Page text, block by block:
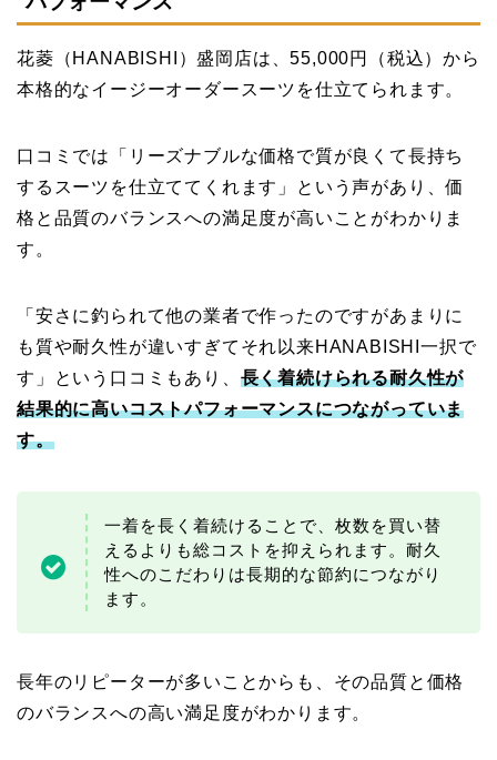
花菱（HANABISHI）盛岡店は、55,000円（税込）から
本格的なイージーオーダースーツを仕立てられます。
口コミでは「リーズナブルな価格で質が良くて長持ち
するスーツを仕立ててくれます」という声があり、価
格と品質のバランスへの満足度が高いことがわかりま
す。
「安さに釣られて他の業者で作ったのですがあまりに
も質や耐久性が違いすぎてそれ以来HANABISHI一択で
す」という口コミもあり、 長く着続けられる耐久性が
結果的に高いコストパフォーマンスにつながっていま
す。
一着を長く着続けることで、枚数を買い替
えるよりも総コストを抑えられます。耐久
性へのこだわりは長期的な節約につながり
ます。
長年のリピーターが多いことからも、その品質と価格
のバランスへの高い満足度がわかります。